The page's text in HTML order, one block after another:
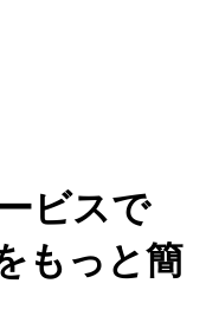
ビスで
もっと簡